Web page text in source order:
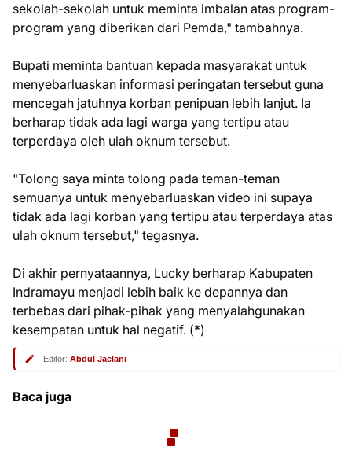
sekolah-sekolah untuk meminta imbalan atas program-
program yang diberikan dari Pemda," tambahnya.
Bupati meminta bantuan kepada masyarakat untuk
menyebarluaskan informasi peringatan tersebut guna
mencegah jatuhnya korban penipuan lebih lanjut. Ia
berharap tidak ada lagi warga yang tertipu atau
terperdaya oleh ulah oknum tersebut.
"Tolong saya minta tolong pada teman-teman
semuanya untuk menyebarluaskan video ini supaya
tidak ada lagi korban yang tertipu atau terperdaya atas
ulah oknum tersebut," tegasnya.
Di akhir pernyataannya, Lucky berharap Kabupaten
Indramayu menjadi lebih baik ke depannya dan
terbebas dari pihak-pihak yang menyalahgunakan
kesempatan untuk hal negatif. (*)
Editor: Abdul Jaelani
Baca juga